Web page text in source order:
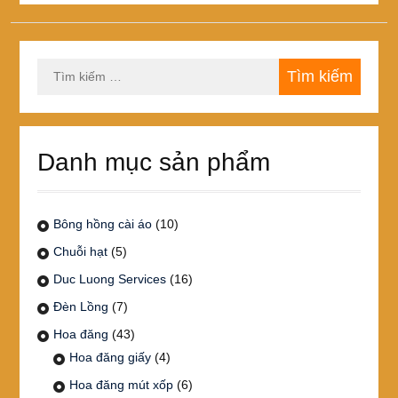
kiếm
Danh mục sản phẩm
Bông hồng cài áo (10)
Chuỗi hạt (5)
Duc Luong Services (16)
Đèn Lồng (7)
Hoa đăng (43)
Hoa đăng giấy (4)
Hoa đăng mút xốp (6)